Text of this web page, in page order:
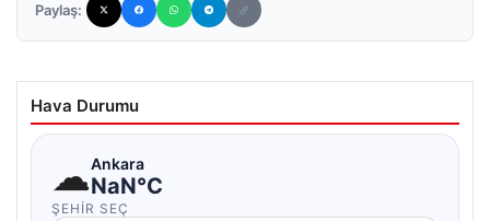
Paylaş:
Hava Durumu
☁Ankara
NaN°C
ŞEHIR SEÇ